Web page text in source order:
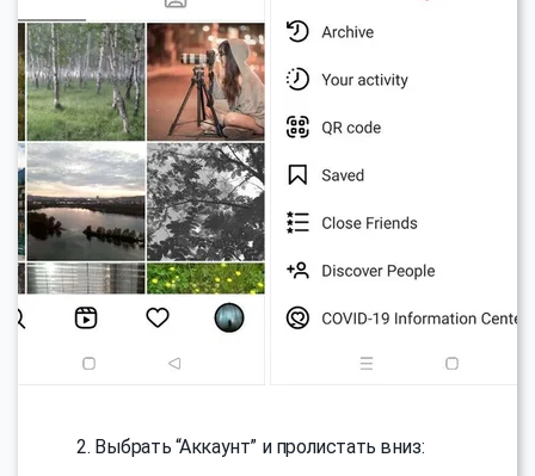
Выбрать “Аккаунт” и пролистать вниз: